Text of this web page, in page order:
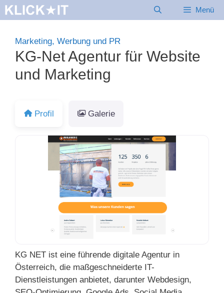
Zum
Inhalt
Menü
Marketing, Werbung und PR
KG-Net Agentur für Website
und Marketing
Profil Galerie
KG NET ist eine führende digitale Agentur in
Österreich, die maßgeschneiderte IT-
Dienstleistungen anbietet, darunter Webdesign,